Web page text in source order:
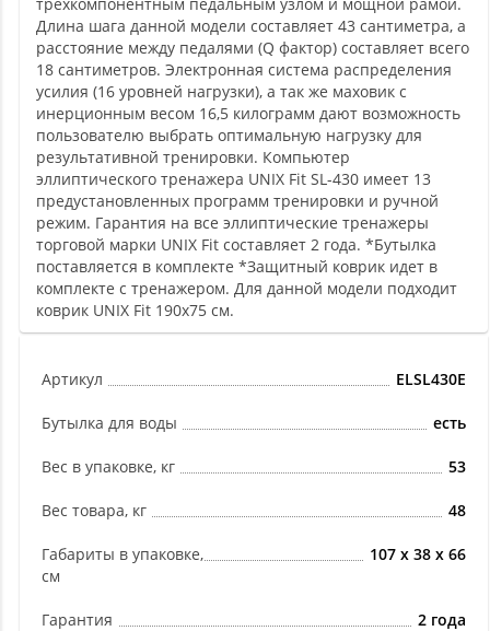
Длина шага данной модели составляет 43 сантиметра, а
расстояние между педалями (Q фактор) составляет всего
18 сантиметров. Электронная система распределения
усилия (16 уровней нагрузки), а так же маховик с
инерционным весом 16,5 килограмм дают возможность
пользователю выбрать оптимальную нагрузку для
результативной тренировки. Компьютер
эллиптического тренажера UNIX Fit SL-430 имеет 13
предустановленных программ тренировки и ручной
режим. Гарантия на все эллиптические тренажеры
торговой марки UNIX Fit составляет 2 года. *Бутылка
поставляется в комплекте *Защитный коврик идет в
комплекте с тренажером. Для данной модели подходит
коврик UNIX Fit 190x75 см.
Артикул ELSL430E
Бутылка для воды есть
Вес в упаковке, кг 53
Вес товара, кг 48
Габариты в упаковке,
см
107 x 38 x 66
Гарантия 2 года